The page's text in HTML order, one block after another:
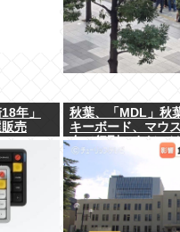
年」
販売
秋葉、「MDL」秋
キーボード、マウ
布で行列。まだい